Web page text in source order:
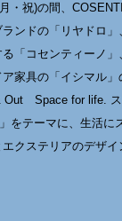
・祝)の間、
ンドの「リヤドロ」
「コセンティーノ
家具の「イシマル
Out Space for life.
をテーマに、生活に
クステリアのデザ